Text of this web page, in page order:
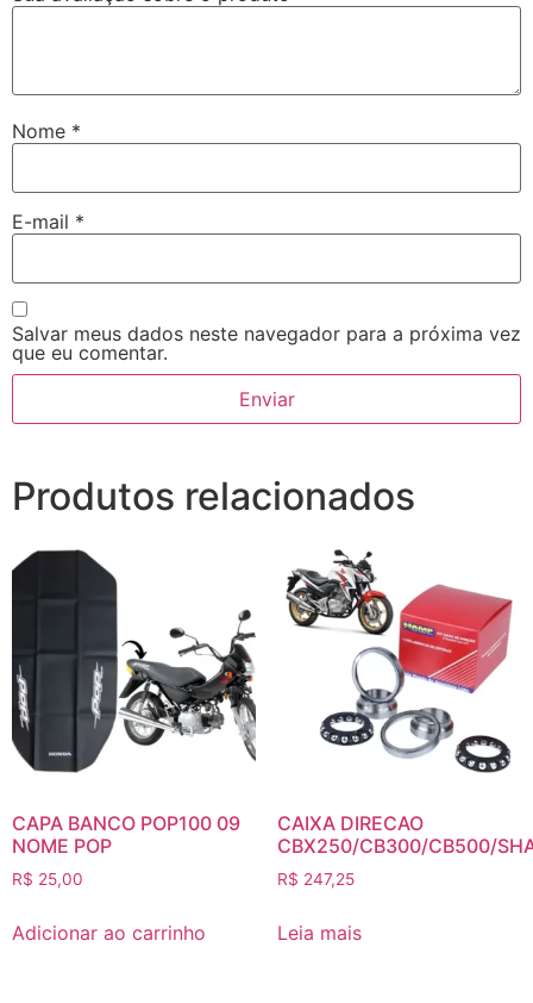
Nome *
E-mail *
Salvar meus dados neste navegador para a próxima vez
que eu comentar.
Produtos relacionados
CAPA BANCO POP100 09
NOME POP
R$ 25,00
Adicionar ao carrinho
CAIXA DIRECAO
CBX250/CB300/CB500/
R$ 247,25
Leia mais